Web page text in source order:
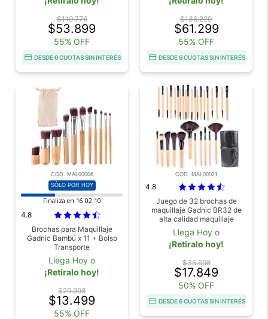
$119.776
$53.899
55% OFF
DESDE 6 CUOTAS SIN INTERÉS
$136.220
$61.299
55% OFF
DESDE 6 CUOTAS SIN INTERÉS
COD. MAL00006
SÓLO POR HOY
Finaliza en:16:02:10
4.8
Brochas para Maquillaje
Gadnic Bambú x 11 + Bolso
Transporte
Llega Hoy o
¡Retiralo hoy!
$29.998
$13.499
55% OFF
COD. MAL00021
4.8
Juego de 32 brochas de
maquillaje Gadnic BR32 de
alta calidad maquillaje
personalizado
Llega Hoy o
¡Retiralo hoy!
$35.698
$17.849
50% OFF
DESDE 6 CUOTAS SIN INTERÉS